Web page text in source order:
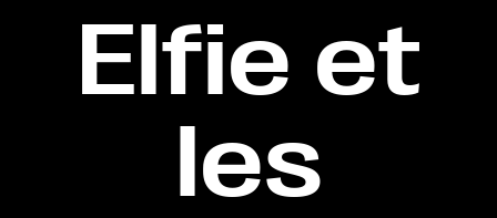
Elfie et
les